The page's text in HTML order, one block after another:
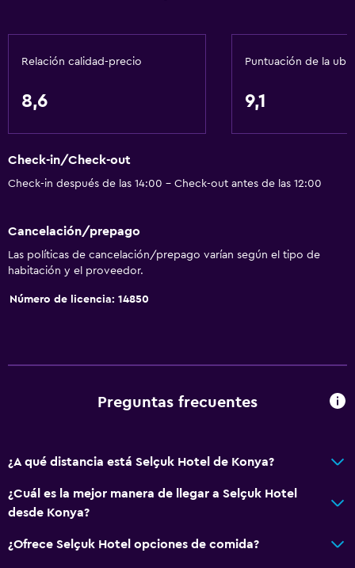
Relación calidad-precio
8,6
Puntuación de la
9,1
Check-in/Check-out
Check-in después de las 14:00 - Check-out antes de las 12:00
Cancelación/prepago
Las políticas de cancelación/prepago varían según el tipo de
habitación y el proveedor.
Número de licencia: 14850
Preguntas frecuentes
¿A qué distancia está Selçuk Hotel de Konya?
¿Cuál es la mejor manera de llegar a Selçuk Hotel
desde Konya?
¿Ofrece Selçuk Hotel opciones de comida?